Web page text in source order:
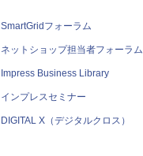
SmartGridフォーラム
ネットショップ担当者フォーラム
Impress Business Library
インプレスセミナー
DIGITAL X（デジタルクロス）